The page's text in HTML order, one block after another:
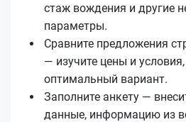
стаж вождения и другие
параметры.
Сравните предложения
— изучите цены и
оптимальный вариант.
Заполните анкету —
данные, информацию из